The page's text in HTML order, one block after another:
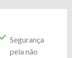
Segurança
pela não